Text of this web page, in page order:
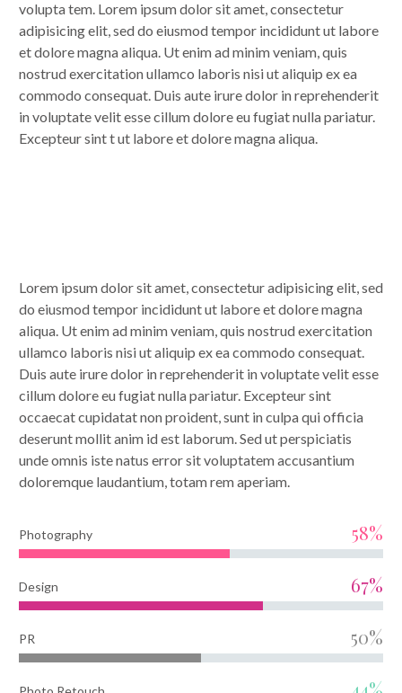
volupta tem. Lorem ipsum dolor sit amet, consectetur
adipisicing elit, sed do eiusmod tempor incididunt ut labore
et dolore magna aliqua. Ut enim ad minim veniam, quis
nostrud exercitation ullamco laboris nisi ut aliquip ex ea
commodo consequat. Duis aute irure dolor in reprehenderit
in voluptate velit esse cillum dolore eu fugiat nulla pariatur.
Excepteur sint t ut labore et dolore magna aliqua.
Lorem ipsum dolor sit amet, consectetur adipisicing elit, sed
do eiusmod tempor incididunt ut labore et dolore magna
aliqua. Ut enim ad minim veniam, quis nostrud exercitation
ullamco laboris nisi ut aliquip ex ea commodo consequat.
Duis aute irure dolor in reprehenderit in voluptate velit esse
cillum dolore eu fugiat nulla pariatur. Excepteur sint
occaecat cupidatat non proident, sunt in culpa qui officia
deserunt mollit anim id est laborum. Sed ut perspiciatis
unde omnis iste natus error sit voluptatem accusantium
doloremque laudantium, totam rem aperiam.
Photography 58%
Design 67%
PR 50%